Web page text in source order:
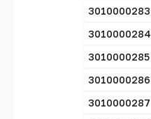
3010000283
3010000284
3010000285
3010000286
3010000287